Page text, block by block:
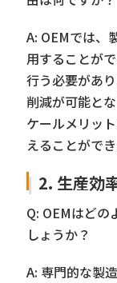
A: OEMでは、
用することが
行う必要があ
削減が可能と
ケールメリッ
えることができ
2. 生産効
Q: OEMはどの
しょうか？
A: 専門的な製